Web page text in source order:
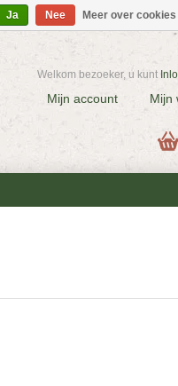
Welkom bezoeker, u kunt
Mijn account Mijn
Ja Nee Meer over cookies